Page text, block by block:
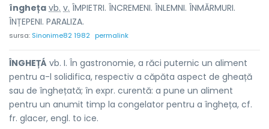
îngheța vb. v. ÎMPIETRI. ÎNCREMENI. ÎNLEMNI. ÎNMĂRMURI.
ÎNȚEPENI. PARALIZA.
sursa: Sinonime82 1982 permalink
ÎNGHEȚÁ vb. I. În gastronomie, a răci puternic un aliment
pentru a-l solidifica, respectiv a căpăta aspect de gheață
sau de înghețată; în expr. curentă: a pune un aliment
pentru un anumit timp la congelator pentru a îngheța, cf.
fr. glacer, engl. to ice.